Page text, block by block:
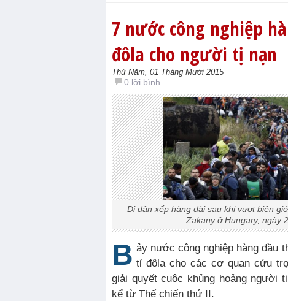
7 nước công nghiệp
đôla cho người tị nạn
Thứ Năm, 01 Tháng Mười 2015
0 lời bình
Di dân xếp hàng dài sau khi vượt biên
Zakany ở Hungary, ngày
B ảy nước công nghiệp hàng đầu
tỉ đôla cho các cơ quan cứu
giải quyết cuộc khủng hoảng người
kể từ Thế chiến thứ II.